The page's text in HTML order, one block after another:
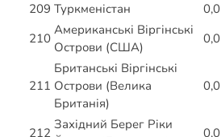
209 Туркменістан 0,0
210
Американські Віргінські
Острови (США)
0,0
211
Британські Віргінські
Острови (Велика
Британія)
0,0
212
Західний Берег Ріки
0,0